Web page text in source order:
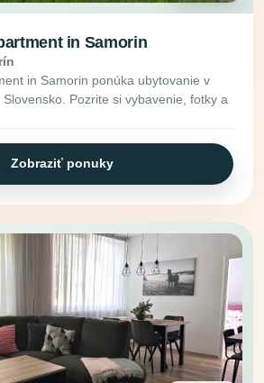
in Samorin
in Samorin ponúka ubytovanie v
Pozrite si vybavenie, fotky a
Zobraziť ponuky